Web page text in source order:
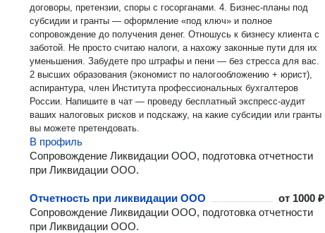
договоры, претензии, споры с госорганами. 4. Бизнес-планы под
субсидии и гранты — оформление «под ключ» и полное
сопровождение до получения денег. Отношусь к бизнесу клиента с
заботой. Не просто считаю налоги, а нахожу законные пути для их
уменьшения. Забудете про штрафы и пени — без стресса для вас.
2 высших образования (экономист по налогообложению + юрист),
аспирантура, член Института профессиональных бухгалтеров
России. Напишите в чат — проведу бесплатный экспресс-аудит
ваших налоговых рисков и подскажу, на какие субсидии или гранты
вы можете претендовать.
В профиль
Сопровождение Ликвидации ООО, подготовка отчетности
при Ликвидации ООО.
Отчетность при ликвидации ООО от 1000 ₽
Сопровождение Ликвидации ООО, подготовка отчетности
при Ликвидации ООО.